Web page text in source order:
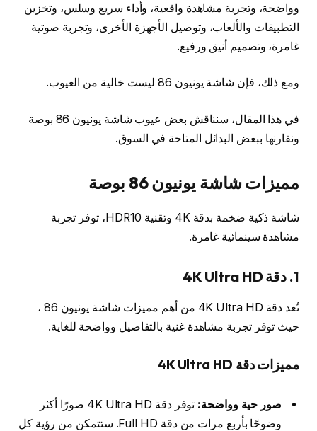
وواضحة، وتجربة مشاهدة واقعية، وأداء سريع وسلس، وتخزين
التطبيقات والألعاب، وتوصيل الأجهزة الأخرى، وتجربة صوتية
غامرة، وتصميم أنيق ورفيع.
ومع ذلك، فإن شاشة يونيون 86 ليست خالية من العيوب.
في هذا المقال، سنناقش بعض عيوب شاشة يونيون 86 بوصة
ونقارنها ببعض البدائل المتاحة في السوق.
مميزات شاشة يونيون 86 بوصة
شاشة ذكية ضخمة بدقة 4K وتقنية HDR10، توفر تجربة
مشاهدة سينمائية غامرة.
1. دقة 4K Ultra HD
تُعد دقة 4K Ultra HD من أهم مميزات شاشة يونيون 86 ،
حيث توفر تجربة مشاهدة غنية بالتفاصيل وواضحة للغاية.
مميزات دقة 4K Ultra HD
صور حية وواضحة:
توفر دقة 4K Ultra HD صورًا أكثر
وضوحًا بأربع مرات من دقة Full HD. ستتمكن من رؤية كل